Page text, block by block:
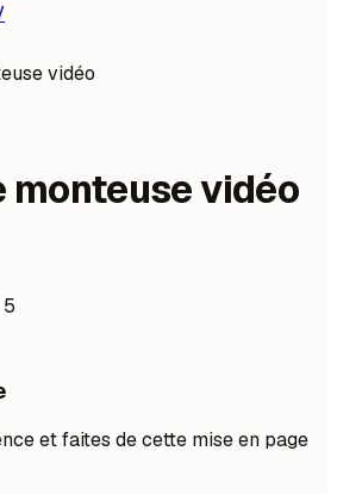
vidéo
vidéo
et faites de cette mise en page